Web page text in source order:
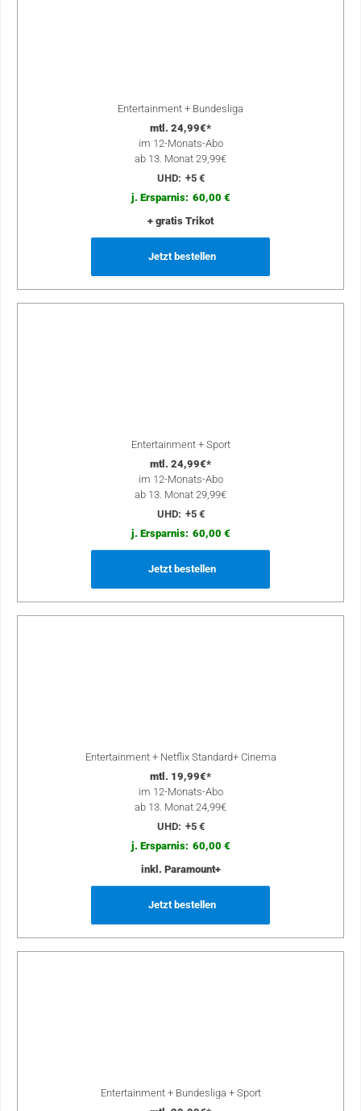
Entertainment + Bundesliga
mtl. 24,99€*
im 12-Monats-Abo
ab 13. Monat 29,99€
UHD: +5 €
j. Ersparnis: 60,00 €
+ gratis Trikot
Jetzt bestellen
Entertainment + Sport
mtl. 24,99€*
im 12-Monats-Abo
ab 13. Monat 29,99€
UHD: +5 €
j. Ersparnis: 60,00 €
Jetzt bestellen
Entertainment + Netflix Standard+ Cinema
mtl. 19,99€*
im 12-Monats-Abo
ab 13. Monat 24,99€
UHD: +5 €
j. Ersparnis: 60,00 €
inkl. Paramount+
Jetzt bestellen
Entertainment + Bundesliga + Sport